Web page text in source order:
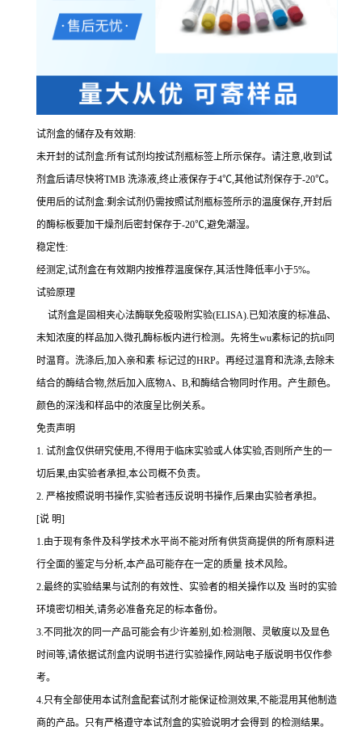
试剂盒的储存及有效期:
未开封的试剂盒:所有试剂均按试剂瓶标签上所示保存。请注意,收到试
剂盒后请尽快将TMB 洗涤液,终止液保存于4℃,其他试剂保存于-20℃。
使用后的试剂盒:剩余试剂仍需按照试剂瓶标签所示的温度保存,开封后
的酶标板要加干燥剂后密封保存于-20℃,避免潮湿。
稳定性:
经测定,试剂盒在有效期内按推荐温度保存,其活性降低率小于5%。
试验原理
试剂盒是固相夹心法酶联免疫吸附实验(ELISA).已知浓度的标准品、
未知浓度的样品加入微孔酶标板内进行检测。先将生wu素标记的抗ti 同
时温育。洗涤后,加入亲和素 标记过的HRP。再经过温育和洗涤,去除未
结合的酶结合物,然后加入底物A、B,和酶结合物同时作用。产生颜色。
颜色的深浅和样品中的浓度呈比例关系。
免责声明
1. 试剂盒仅供研究使用,不得用于临床实验或人体实验,否则所产生的一
切后果,由实验者承担,本公司概不负责。
2. 严格按照说明书操作,实验者违反说明书操作,后果由实验者承担。
[说 明]
1.由于现有条件及科学技术水平尚不能对所有供货商提供的所有原料进
行全面的鉴定与分析,本产品可能存在一定的质量 技术风险。
2.最终的实验结果与试剂的有效性、实验者的相关操作以及 当时的实验
环境密切相关,请务必准备充足的标本备份。
3.不同批次的同一产品可能会有少许差别,如:检测限、灵敏度以及显色
时间等,请依据试剂盒内说明书进行实验操作,网站电子版说明书仅作参
考。
4.只有全部使用本试剂盒配套试剂才能保证检测效果,不能混用其他制造
商的产品。只有严格遵守本试剂盒的实验说明才会得到 的检测结果。